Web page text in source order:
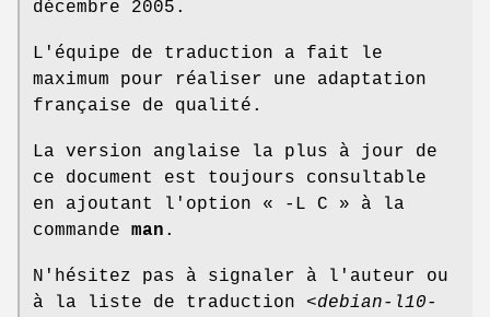
décembre 2005.
L'équipe de traduction a fait le
maximum pour réaliser une adaptation
française de qualité.
La version anglaise la plus à jour de
ce document est toujours consultable
en ajoutant l'option « -L C » à la
commande man .
N'hésitez pas à signaler à l'auteur ou
à la liste de traduction <debian-l10-